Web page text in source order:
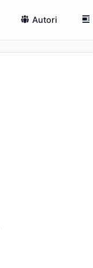
Autori